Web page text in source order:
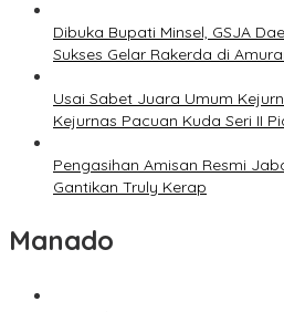
Dibuka Bupati Minsel, GSJA
Sukses Gelar Rakerda di
Usai Sabet Juara Umum
Kejurnas Pacuan Kuda Seri II
Pengasihan Amisan Resmi
Gantikan Truly Kerap
Manado